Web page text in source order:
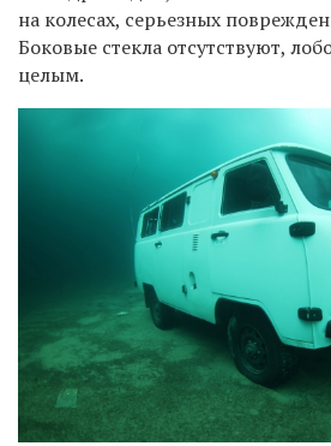
на колесах, серьезных
Боковые стекла отсутствуют,
целым.